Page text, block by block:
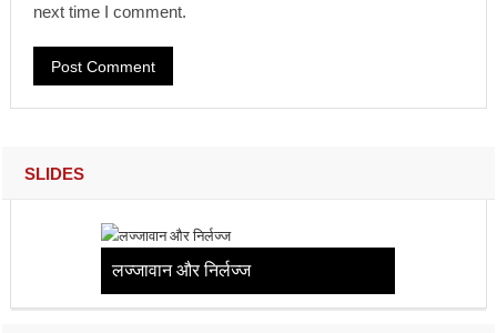
next time I comment.
SLIDES
लज्जावान और निर्लज्ज